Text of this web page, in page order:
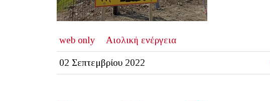
web only Αιολική ενέργεια
02 Σεπτεμβρίου 2022